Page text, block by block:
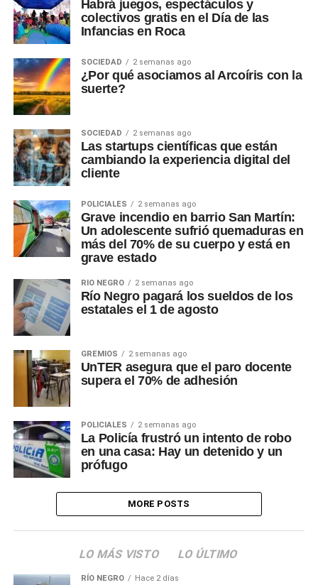
Habrá juegos, espectáculos y
colectivos gratis en el Día de las
Infancias en Roca
SOCIEDAD 2 semanas ago
¿Por qué asociamos al Arcoíris con la
suerte?
SOCIEDAD 2 semanas ago
Las startups científicas que están
cambiando la experiencia digital del
cliente
POLICIALES 2 semanas ago
Grave incendio en barrio San Martín:
Un adolescente sufrió quemaduras en
más del 70% de su cuerpo y está en
grave estado
RÍO NEGRO 2 semanas ago
Río Negro pagará los sueldos de los
estatales el 1 de agosto
GREMIOS 2 semanas ago
UnTER asegura que el paro docente
supera el 70% de adhesión
POLICIALES 2 semanas ago
La Policía frustró un intento de robo
en una casa: Hay un detenido y un
prófugo
MORE POSTS
LO MÁS VISTO LO ÚLTIMO
RÍO NEGRO Hace 2 días